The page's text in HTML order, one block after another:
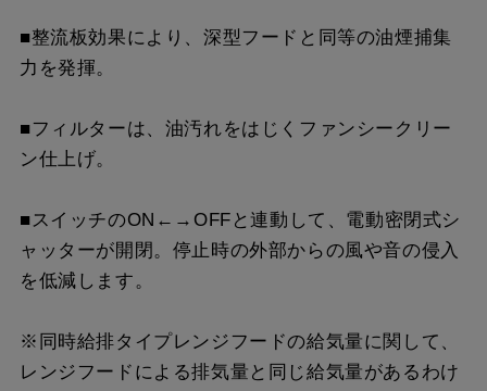
■整流板効果により、深型フードと同等の油煙捕集
力を発揮。
■フィルターは、油汚れをはじくファンシークリー
ン仕上げ。
■スイッチのON←→OFFと連動して、電動密閉式シ
ャッターが開閉。停止時の外部からの風や音の侵入
を低減します。
※同時給排タイプレンジフードの給気量に関して、
レンジフードによる排気量と同じ給気量があるわけ